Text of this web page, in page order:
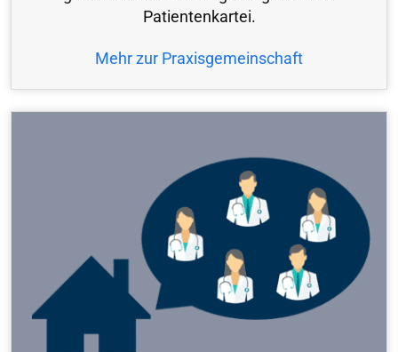
Patientenkartei.
Mehr zur Praxisgemeinschaft